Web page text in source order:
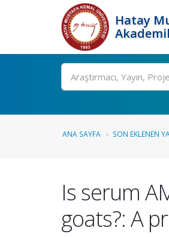
Hatay
Ara
ANA SAYFA SON EKLENEN
Is serum
goats?: A